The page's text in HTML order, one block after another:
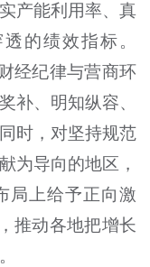
产能利用率、真
的绩效指标。
经纪律与营商环
补、明知纵容、
时，对坚持规范
为导向的地区，
局上给予正向激
推动各地把增长